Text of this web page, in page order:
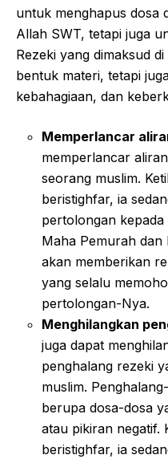
untuk menghapus dosa
Allah SWT, tetapi juga
Rezeki yang dimaksud
bentuk materi, tetapi
kebahagiaan, dan
Memperlancar
memperlancar
seorang muslim.
beristighfar, ia
pertolongan
Maha Pemurah dan
akan memberikan
yang selalu
pertolongan-Nya.
Menghilangkan
juga dapat
penghalang rezeki
muslim.
berupa dosa-dosa
atau pikiran negatif.
beristighfar, ia